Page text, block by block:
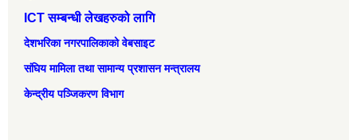
ICT सम्बन्धी लेखहरुको लागि
देशभरिका नगरपालिकाको वेबसाइट
संघिय मामिला तथा सामान्‍य प्रशासन मन्त्रालय
केन्द्रीय पञ्जिकरण विभाग